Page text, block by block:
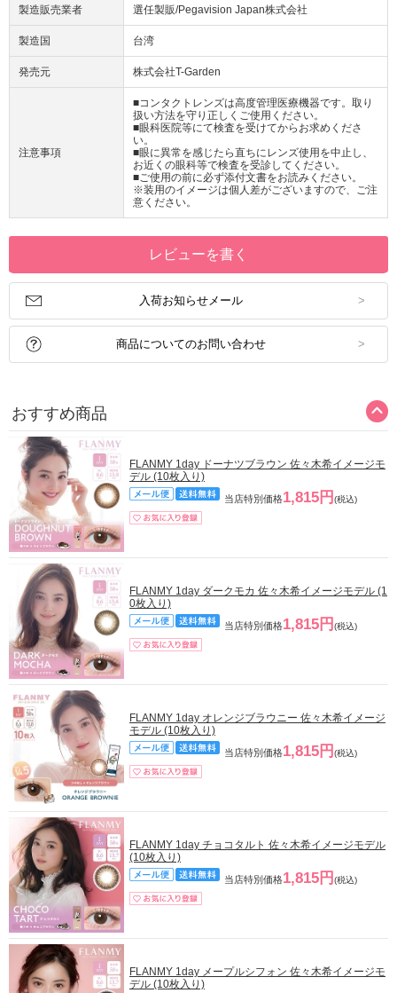
製造販売業者 選任製販/Pegavision Japan株式会社
製造国 台湾
発売元 株式会社T-Garden
注意事項
■コンタクトレンズは高度管理医療機器です。取り
扱い方法を守り正しくご使用ください。
■眼科医院等にて検査を受けてからお求めくださ
い。
■眼に異常を感じたら直ちにレンズ使用を中止し、
お近くの眼科等で検査を受診してください。
■ご使用の前に必ず添付文書をお読みください。
※装用のイメージは個人差がございますので、ご注
意ください。
レビューを書く
入荷お知らせメール
商品についてのお問い合わせ
おすすめ商品
FLANMY 1day ドーナツブラウン 佐々木希イメージモ
デル (10枚入り)
当店特別価格1,815円 (税込)
FLANMY 1day ダークモカ 佐々木希イメージモデル (1
0枚入り)
当店特別価格1,815円 (税込)
FLANMY 1day オレンジブラウニー 佐々木希イメージ
モデル (10枚入り)
当店特別価格1,815円 (税込)
FLANMY 1day チョコタルト 佐々木希イメージモデル
(10枚入り)
当店特別価格1,815円 (税込)
FLANMY 1day メープルシフォン 佐々木希イメージモ
デル (10枚入り)